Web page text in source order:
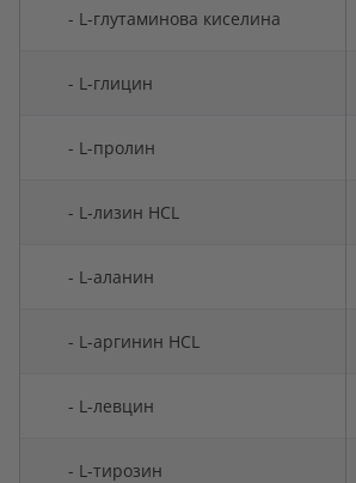
- L-глутаминова киселина
- L-глицин
- L-пролин
- L-лизин HCL
- L-аланин
- L-аргинин HCL
- L-левцин
- L-тирозин